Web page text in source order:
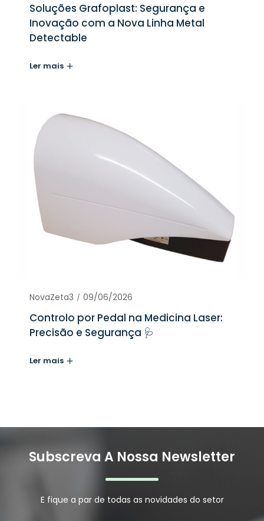
Soluções Grafoplast: Segurança e
Inovação com a Nova Linha Metal
Detectable
Ler mais
NovaZeta3 09/06/2026
Controlo por Pedal na Medicina Laser:
Precisão e Segurança 🩺
Ler mais
Subscreva A Nossa Newsletter
E fique a par de todas as novidades do setor